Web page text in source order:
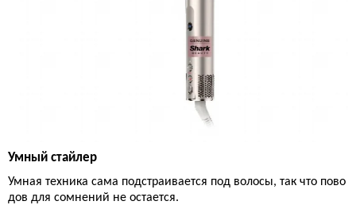
Умный стайлер
Умная техника сама подстраивается под волосы, так что пово
дов для сомнений не остается.